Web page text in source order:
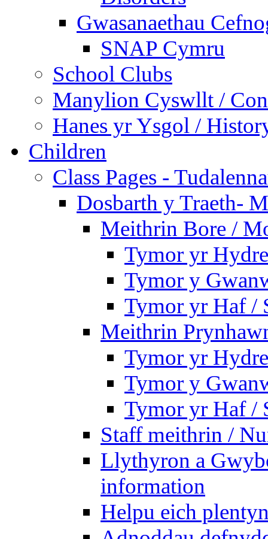
Gwasanaethau
SNAP Cymru
School Clubs
Manylion Cyswllt /
Hanes yr Ysgol /
Children
Class Pages -
Dosbarth y Traeth-
Meithrin Bore /
Tymor yr
Tymor y
Tymor yr Haf /
Meithrin
Tymor yr
Tymor y
Tymor yr Haf /
Staff meithrin /
Llythyron a
information
Helpu eich